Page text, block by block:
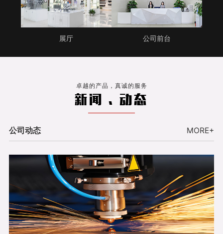
展厅 公司前台
卓越的产品，真诚的服务
新闻 . 动态
公司动态 MORE+